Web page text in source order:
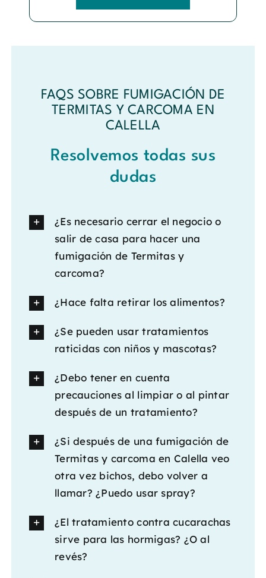
FAQS SOBRE FUMIGACIÓN DE
TERMITAS Y CARCOMA EN
CALELLA
Resolvemos todas sus
dudas
¿Es necesario cerrar el negocio o
salir de casa para hacer una
fumigación de Termitas y
carcoma?
¿Hace falta retirar los alimentos?
¿Se pueden usar tratamientos
raticidas con niños y mascotas?
¿Debo tener en cuenta
precauciones al limpiar o al pintar
después de un tratamiento?
¿Si después de una fumigación de
Termitas y carcoma en Calella veo
otra vez bichos, debo volver a
llamar? ¿Puedo usar spray?
¿El tratamiento contra cucarachas
sirve para las hormigas? ¿O al
revés?